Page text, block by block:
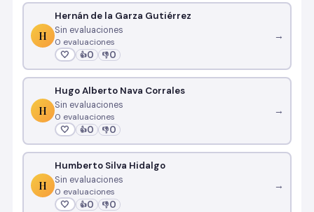
H
Hernán de la Garza Gutiérrez
Sin evaluaciones
0 evaluaciones
🤍 👍0 👎0
→
H
Hugo Alberto Nava Corrales
Sin evaluaciones
0 evaluaciones
🤍 👍0 👎0
→
H
Humberto Silva Hidalgo
Sin evaluaciones
0 evaluaciones
🤍 👍0 👎0
→